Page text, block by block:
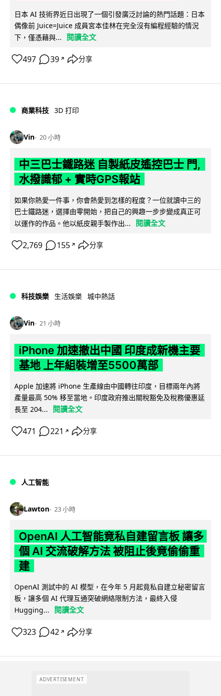
日本 AI 技術界近日出現了一個引發廣泛討論的熱門話題：日本
偶像前 Juice=Juice 成員宮本佳林在完全沒有編程經驗的情況
下，僅憑藉與...
閱讀全文
497 39 ↗ 分享
商業科技 3D 打印
Vin 20 小時
中三巴士鐵路迷 自製紙皮遙控巴士 門,
水撥識郁 + 實時GPS報站
如果你熱愛一件事，你會熱愛到怎樣的程度？一位就讀中三的
巴士鐵路迷，選擇由零開始，把自己的興趣一步步變成真正可
以運作的作品。他以紙皮親手製作出...
閱讀全文
2,769 155 ↗ 分享
科技娛樂 生活娛樂 城中熱話
Vin 21 小時
iPhone 加速撤出中國 印度成新機主要
基地 上年組裝增至5500萬部
Apple 加速將 iPhone 生產線由中國轉往印度，目標兩年內將
產量最高 50% 移至當地。印度政府推出關稅豁免及稅務優惠延
長至 204...
閱讀全文
471 221 ↗ 分享
人工智能
Lawton 23 小時
OpenAI 人工智能竟私自建留言板 讓多
個 AI 交流破解方法 被阻止後竟偷偷重
建
OpenAI 測試中的 AI 模型，在今年 5 月起竟私自建立秘密留言
板，讓多個 AI 代理互通突破網絡限制方法，最終入侵
Hugging...
閱讀全文
323 42 ↗ 分享
ADVERTISEMENT